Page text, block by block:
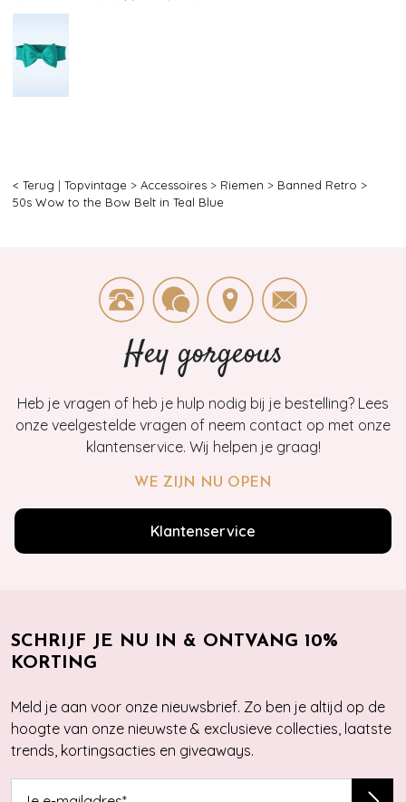
< Terug | Topvintage > Accessoires > Riemen > Banned Retro >
50s Wow to the Bow Belt in Teal Blue
Hey gorgeous
Heb je vragen of heb je hulp nodig bij je bestelling? Lees
onze veelgestelde vragen of neem contact op met onze
klantenservice. Wij helpen je graag!
WE ZIJN NU OPEN
Klantenservice
SCHRIJF JE NU IN & ONTVANG 10%
KORTING
Meld je aan voor onze nieuwsbrief. Zo ben je altijd op de
hoogte van onze nieuwste & exclusieve collecties, laatste
trends, kortingsacties en giveaways.